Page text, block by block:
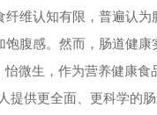
纤维认知有限，普遍认为
饱腹感。然而，肠道健康
怡微生，作为营养健康食
提供更全面、更科学的